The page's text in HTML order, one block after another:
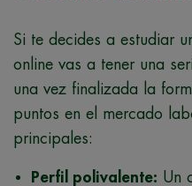
Si te decides a estudiar
online vas a tener una
una vez finalizada la
puntos en el mercado
principales:
Perfil polivalente: Un